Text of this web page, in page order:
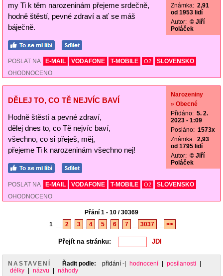
my Ti k těm narozeninám přejeme srdečně,
hodně štěstí, pevné zdraví a ať se máš
báječně.
Známka: 2,91
od 1953 lidí
Autor: © Jiří
Poláček
POSLAT NA E-MAIL VODAFONE T-MOBILE O2
SLOVENSKO
OHODNOCENO
DĚLEJ TO, CO TĚ NEJVÍC BAVÍ
Hodně štěstí a pevné zdraví,
dělej dnes to, co Tě nejvíc baví,
všechno, co si přeješ, měj,
přejeme Ti k narozeninám všechno nej!
Narozeniny
» Obecné
Přidáno: 5. 2.
2023 - 1:09
Posláno: 1573x
Známka: 2,93
od 1795 lidí
Autor: © Jiří
Poláček
POSLAT NA E-MAIL VODAFONE T-MOBILE O2
SLOVENSKO
OHODNOCENO
Přání 1 - 10 / 30369
1
2 3 4 5 6 7 3037 >>
Přejít na stránku:
NASTAVENÍ Řadit podle: přidání -| hodnocení posílanosti
délky
názvu
náhody